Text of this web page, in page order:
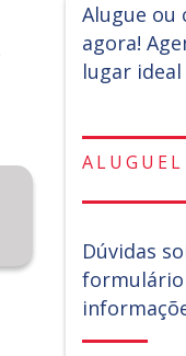
Alugue ou
agora!
lugar
ALUGUEL
Dúvidas
formulário